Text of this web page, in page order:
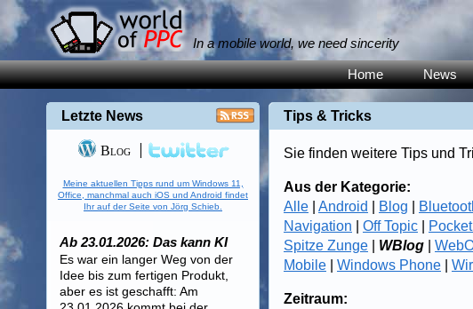
In a mobile world, we need sincerity
Home News
Tips & Tricks
Sie finden weitere Tips und
Aus der Kategorie:
Alle
Android Blog
Navigation
Off Topic
Spitze Zunge
WBlog
Mobile
Windows Phone
Zeitraum:
Letzte News
Blog
Meine aktuellen Tipps rund um Windows 11,
Office, manchmal auch iOS und Android findet
Ihr auf der Seite von Jörg Schieb.
Ab 23.01.2026: Das kann KI
Es war ein langer Weg von der
Idee bis zum fertigen Produkt,
aber es ist geschafft: Am